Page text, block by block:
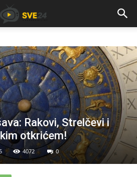
Rakovi, Strelčevi i
otkrićem!
4072 0